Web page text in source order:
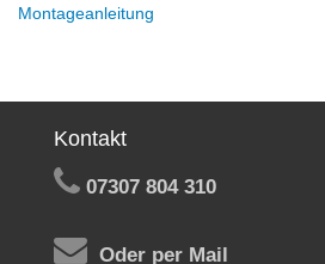
Montageanleitung
Kontakt
07307 804 310
Oder per Mail